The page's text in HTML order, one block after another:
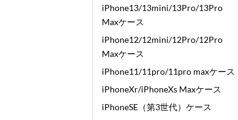
iPhone13/13mini/13Pro/13Pro
Maxケース
iPhone12/12mini/12Pro/12Pro
Maxケース
iPhone11/11pro/11pro maxケース
iPhoneXr/iPhoneXs Maxケース
iPhoneSE（第3世代）ケース